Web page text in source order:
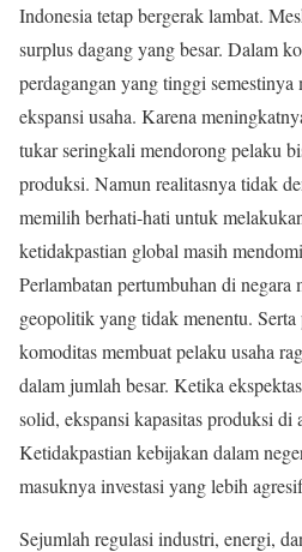
Indonesia tetap bergerak lambat.
surplus dagang yang besar. Dalam
perdagangan yang tinggi semestinya
ekspansi usaha. Karena
tukar seringkali mendorong pelaku
produksi. Namun realitasnya tidak
memilih berhati-hati untuk
ketidakpastian global masih
Perlambatan pertumbuhan di negara
geopolitik yang tidak menentu.
komoditas membuat pelaku usaha
dalam jumlah besar. Ketika
solid, ekspansi kapasitas produksi
Ketidakpastian kebijakan dalam
masuknya investasi yang lebih
Sejumlah regulasi industri, energi,